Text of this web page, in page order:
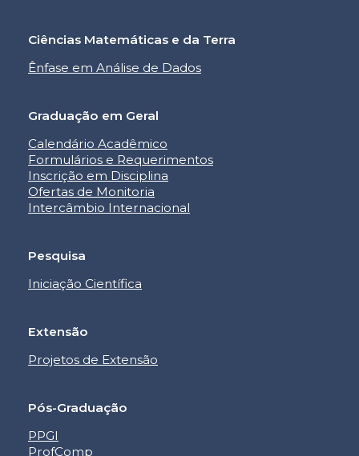
Ciências Matemáticas e da Terra
Ênfase em Análise de Dados
Graduação em Geral
Calendário Acadêmico
Formulários e Requerimentos
Inscrição em Disciplina
Ofertas de Monitoria
Intercâmbio Internacional
Pesquisa
Iniciação Científica
Extensão
Projetos de Extensão
Pós-Graduação
PPGI
ProfComp